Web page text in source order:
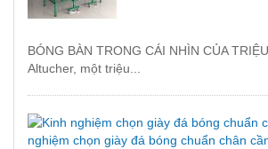
BÓNG BÀN TRONG CÁI NHÌN CỦA
Altucher, một triệu...
nghiệm chọn giày đá bóng chuẩn chân